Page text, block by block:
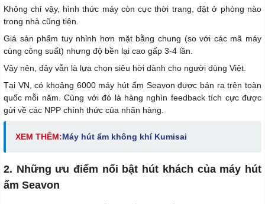
Không chỉ vậy, hình thức máy còn cực thời trang, đặt ở phòng nào
trong nhà cũng tiện.
Giá sản phẩm tuy nhỉnh hơn mặt bằng chung (so với các mã máy
cùng công suất) nhưng độ bền lại cao gấp 3-4 lần.
Vậy nên, đây vẫn là lựa chọn siêu hời dành cho người dùng Việt.
Tại VN, có khoảng 6000 máy hút ẩm Seavon được bán ra trên toàn
quốc mỗi năm. Cùng với đó là hàng nghìn feedback tích cực được
gửi về các NPP chính thức của nhãn hàng.
XEM THÊM:Máy hút ẩm không khí Kumisai
2. Những ưu điểm nổi bật hút khách của máy hút
ẩm Seavon